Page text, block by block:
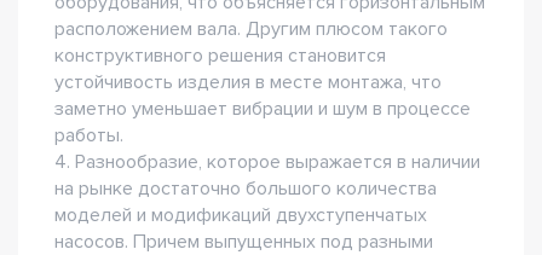
расположением вала. Другим плюсом такого
конструктивного решения становится
устойчивость изделия в месте монтажа, что
заметно уменьшает вибрации и шум в процессе
работы.
4. Разнообразие, которое выражается в наличии
на рынке достаточно большого количества
моделей и модификаций двухступенчатых
насосов. Причем выпущенных под разными